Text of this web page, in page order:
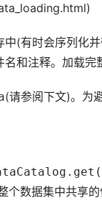
(有时会序列化
和注释。加载完
(请参阅下文)。为
数据集中共享